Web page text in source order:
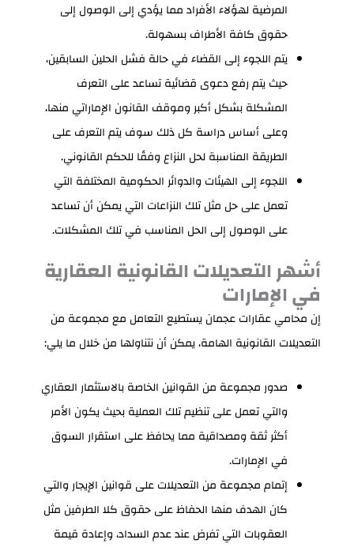
المرضية لهؤلاء الأفراد مما يؤدي إلى الوصول إلى
حقوق كافة الأطراف بسهولة.
يتم اللجوء إلى القضاء في حالة فشل الحلين السابقين،
حيث يتم رفع دعوى قضائية تساعد على التعرف
المشكلة بشكل أكبر وموقف القانون الإماراتي منها،
وعلى أساس دراسة كل ذلك سوف يتم التعرف على
الطريقة المناسبة لحل النزاع وفقًا للحكم القانوني.
اللجوء إلى الهيئات والدوائر الحكومية المختلفة التي
تعمل على حل مثل تلك النزاعات التي يمكن أن تساعد
على الوصول إلى الحل المناسب في تلك المشكلات.
أشهر التعديلات القانونية العقارية
في الإمارات
إن محامي عقارات عجمان يستطيع التعامل مع مجموعة من
التعديلات القانونية الهامة، يمكن أن نتناولها من خلال ما يلي:
صدور مجموعة من القوانين الخاصة بالاستثمار العقاري
والتي تعمل على تنظيم تلك العملية بحيث يكون الأمر
أكثر ثقة ومصداقية مما يحافظ على استقرار السوق
في الإمارات.
إتمام مجموعة من التعديلات على قوانين الإيجار والتي
كان الهدف منها الحفاظ على حقوق كلا الطرفين مثل
العقوبات التي تفرض عند عدم السداد، وإعادة قيمة